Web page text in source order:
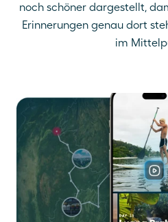
noch schöner dargestellt,
Erinnerungen genau dort
im